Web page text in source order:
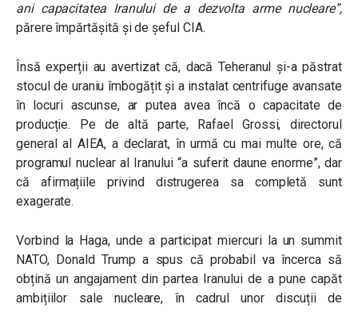
ani capacitatea Iranului de a dezvolta arme nucleare”,
părere împărtășită și de șeful CIA.
Însă experții au avertizat că, dacă Teheranul și-a păstrat
stocul de uraniu îmbogățit și a instalat centrifuge avansate
în locuri ascunse, ar putea avea încă o capacitate de
producție. Pe de altă parte, Rafael Grossi, directorul
general al AIEA, a declarat, în urmă cu mai multe ore, că
programul nuclear al Iranului “a suferit daune enorme”, dar
că afirmațiile privind distrugerea sa completă sunt
exagerate.
Vorbind la Haga, unde a participat miercuri la un summit
NATO, Donald Trump a spus că probabil va încerca să
obțină un angajament din partea Iranului de a pune capăt
ambițiilor sale nucleare, în cadrul unor discuții de